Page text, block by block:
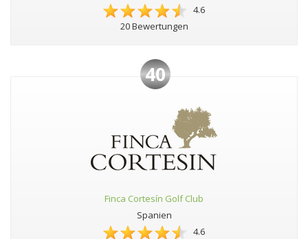
4.6
20 Bewertungen
40
Finca Cortesín Golf Club
Spanien
4.6